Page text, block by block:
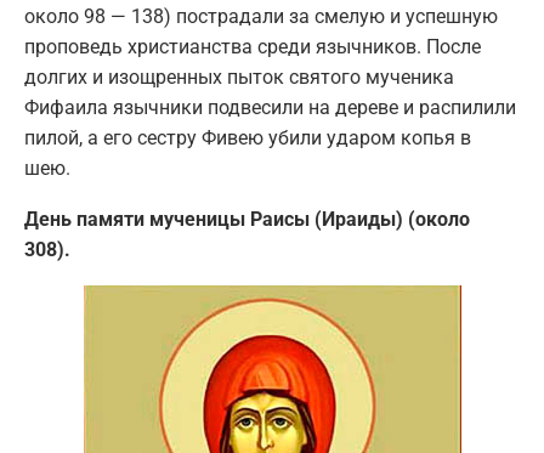
около 98 — 138) пострадали за смелую и успешную
проповедь христианства среди язычников. После
долгих и изощренных пыток святого мученика
Фифаила язычники подвесили на дереве и распилили
пилой, а его сестру Фивею убили ударом копья в
шею.
День памяти мученицы Раисы (Ираиды) (около
308).